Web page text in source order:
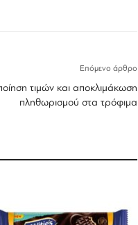
Επόμενο άρθρο
τιμών και αποκλιμάκωση
πληθωρισμού στα τρόφιμα